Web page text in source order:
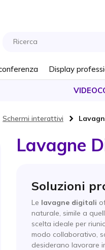
Display
Schermi interattivi
Lavagne
Soluzioni
Le lavagne digitali
naturale, simile a
scelta ideale per
modo collaborativo,
desiderano lavorare